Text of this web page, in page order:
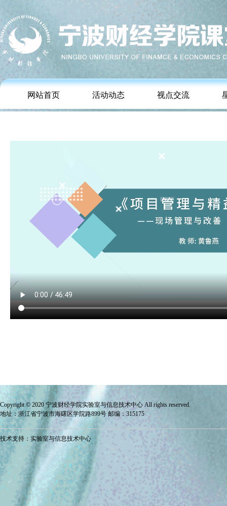
网站首页 活动动态 视点交流
Copyright © 2020 宁波财经学院实验室与信息技术中心 All rights reserved.
地址：浙江省宁波市海曙区学院路899号 邮编：315175
技术支持：实验室与信息技术中心